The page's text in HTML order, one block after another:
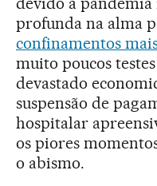
profunda na alma
confinamentos
muito poucos
devastado
suspensão de
hospitalar
os piores
o abismo.